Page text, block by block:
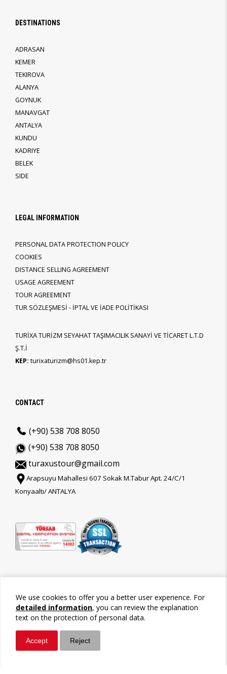
Whatsapp
We use cookies to offer you a better user experience. For
detailed information, you can review the explanation
text on the protection of personal data.
Accept Reject
DESTINATIONS
ADRASAN
KEMER
TEKIROVA
ALANYA
GOYNUK
MANAVGAT
ANTALYA
KUNDU
KADRIYE
BELEK
SIDE
LEGAL INFORMATION
PERSONAL DATA PROTECTION POLICY
COOKIES
DISTANCE SELLING AGREEMENT
USAGE AGREEMENT
TOUR AGREEMENT
TUR SÖZLEŞMESİ - İPTAL VE İADE POLİTİKASI
TURİXA TURİZM SEYAHAT TAŞIMACILIK SANAYİ VE TİCARET L.T.D
Ş.T.İ
KEP: turixaturizm@hs01.kep.tr
CONTACT
(+90) 538 708 8050
(+90) 538 708 8050
turaxustour@gmail.com
Arapsuyu Mahallesi 607 Sokak M.Tabur Apt. 24/C/1
Konyaaltı/ ANTALYA
©2026 Tour-Trips